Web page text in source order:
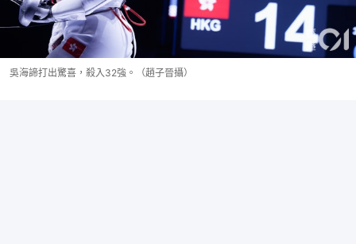
吳海諦打出驚喜，殺入32強。（趙子晉攝）